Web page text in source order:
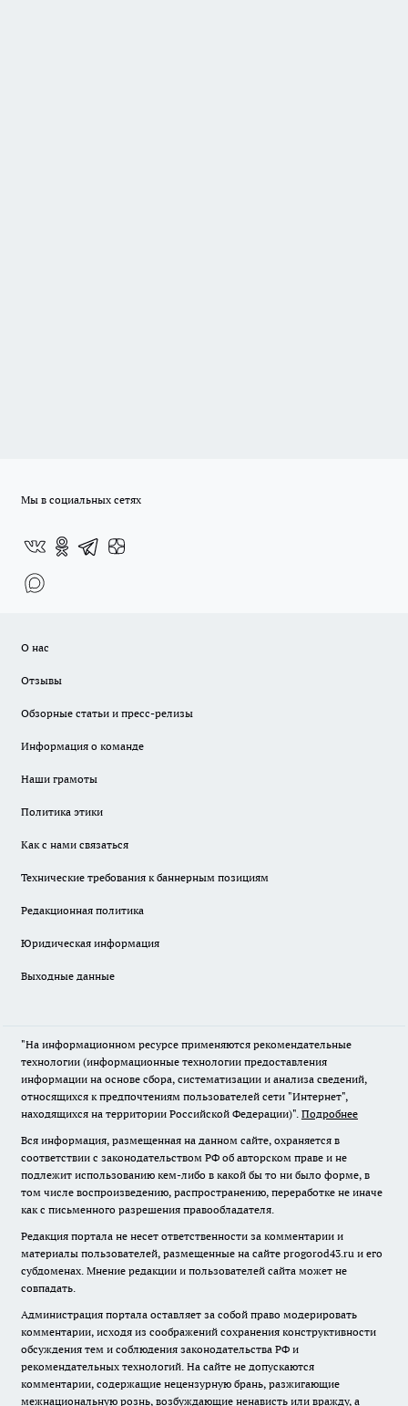
Мы в социальных сетях
О нас
Отзывы
Обзорные статьи и пресс-релизы
Информация о команде
Наши грамоты
Политика этики
Как с нами связаться
Технические требования к баннерным позициям
Редакционная политика
Юридическая информация
Выходные данные
"На информационном ресурсе применяются рекомендательные
технологии (информационные технологии предоставления
информации на основе сбора, систематизации и анализа сведений,
относящихся к предпочтениям пользователей сети "Интернет",
находящихся на территории Российской Федерации)". Подробнее
Вся информация, размещенная на данном сайте, охраняется в
соответствии с законодательством РФ об авторском праве и не
подлежит использованию кем-либо в какой бы то ни было форме, в
том числе воспроизведению, распространению, переработке не иначе
как с письменного разрешения правообладателя.
Редакция портала не несет ответственности за комментарии и
материалы пользователей, размещенные на сайте progorod43.ru и его
субдоменах. Мнение редакции и пользователей сайта может не
совпадать.
Администрация портала оставляет за собой право модерировать
комментарии, исходя из соображений сохранения конструктивности
обсуждения тем и соблюдения законодательства РФ и
рекомендательных технологий. На сайте не допускаются
комментарии, содержащие нецензурную брань, разжигающие
межнациональную рознь, возбуждающие ненависть или вражду, а